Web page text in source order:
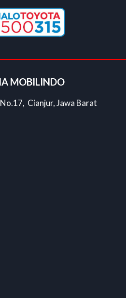
MOBILINDO
Cianjur, Jawa Barat